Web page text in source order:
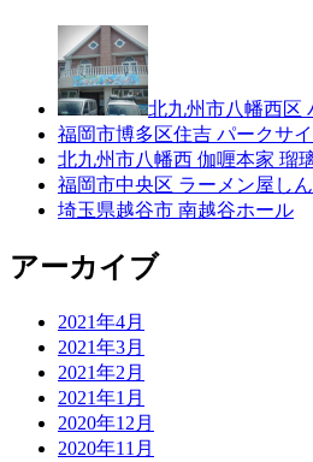
北九州市八幡西区
福岡市博多区住吉 パークサ
北九州市八幡西 伽喱本家 瑠
福岡市中央区 ラーメン屋し
埼玉県越谷市 南越谷ホール
アーカイブ
2021年4月
2021年3月
2021年2月
2021年1月
2020年12月
2020年11月